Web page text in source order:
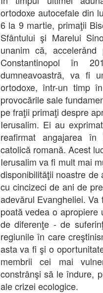
ortodoxe autocefale din
6 la 9 martie, primaţii
Sfântului şi Marelui
unanim că,
Constantinopol în
dumneavoastră, va fi
ortodoxe, într-un timp
provocările sale
pe fraţii primaţi despre
Ierusalim. Ei au
reafirmat angajarea
catolică romană. Acest
Ierusalim va fi mult mai
disponibilităţii noastre
cu cincizeci de ani de
adevărul Evangheliei.
poată vedea o apropiere
de diferenţe - de
regiunile în care
asta va fi şi o
membrii cei mai
constrânşi să le îndure,
ale crizei ecologice.